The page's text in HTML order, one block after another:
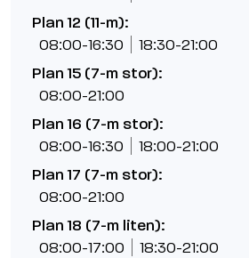
Plan 12 (11-m):
08:00-16:30 18:30-21:00
Plan 15 (7-m stor):
08:00-21:00
Plan 16 (7-m stor):
08:00-16:30 18:00-21:00
Plan 17 (7-m stor):
08:00-21:00
Plan 18 (7-m liten):
08:00-17:00 18:30-21:00